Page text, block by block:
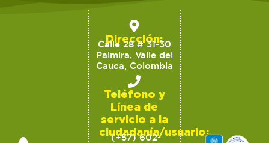
Dirección:
Calle 28 # 31-30
Palmira, Valle del
Cauca, Colombia
Teléfono y
Línea de
servicio a la
ciudadanía/usuario:
(+57) 602-